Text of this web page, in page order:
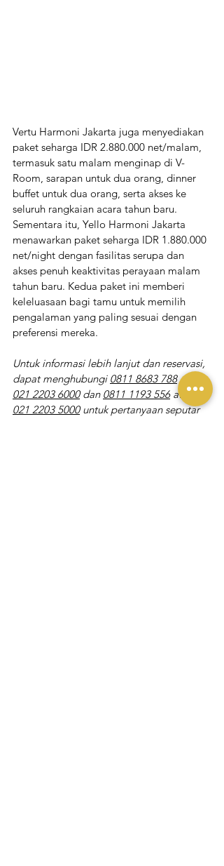
Vertu Harmoni Jakarta juga menyediakan
paket seharga IDR 2.880.000 net/malam,
termasuk satu malam menginap di V-
Room, sarapan untuk dua orang, dinner
buffet untuk dua orang, serta akses ke
seluruh rangkaian acara tahun baru.
Sementara itu, Yello Harmoni Jakarta
menawarkan paket seharga IDR 1.880.000
net/night dengan fasilitas serupa dan
akses penuh keaktivitas perayaan malam
tahun baru. Kedua paket ini memberi
keleluasaan bagi tamu untuk memilih
pengalaman yang paling sesuai dengan
preferensi mereka.
Untuk informasi lebih lanjut dan reservasi,
dapat menghubungi 0811 8683 788 atau
021 2203 6000 dan 0811 1193 556 atau
021 2203 5000 untuk pertanyaan seputar